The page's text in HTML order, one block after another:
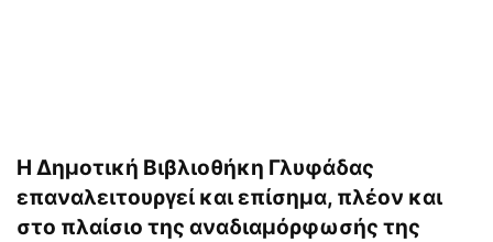
H Δημοτική Βιβλιοθήκη Γλυφάδας
επαναλειτουργεί και επίσημα, πλέον και
στο πλαίσιο της αναδιαμόρφωσής της